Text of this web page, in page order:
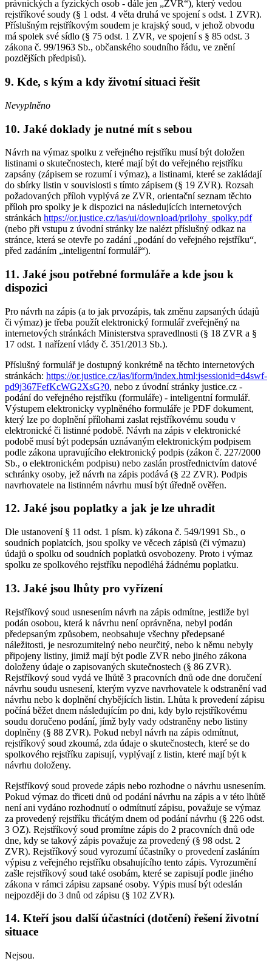
právnických a fyzických osob - dále jen „ZVR“), který vedou
rejstříkové soudy (§ 1 odst. 4 věta druhá ve spojení s odst. 1 ZVR).
Příslušným rejstříkovým soudem je krajský soud, v jehož obvodu
má spolek své sídlo (§ 75 odst. 1 ZVR, ve spojení s § 85 odst. 3
zákona č. 99/1963 Sb., občanského soudního řádu, ve znění
pozdějších předpisů).
9. Kde, s kým a kdy životní situaci řešit
Nevyplněno
10. Jaké doklady je nutné mít s sebou
Návrh na výmaz spolku z veřejného rejstříku musí být doložen
listinami o skutečnostech, které mají být do veřejného rejstříku
zapsány (zápisem se rozumí i výmaz), a listinami, které se zakládají
do sbírky listin v souvislosti s tímto zápisem (§ 19 ZVR). Rozsah
požadovaných příloh vyplývá ze ZVR, orientační seznam těchto
příloh pro spolky je k dispozici na následujících internetových
stránkách https://or.justice.cz/ias/ui/download/prilohy_spolky.pdf
(nebo při vstupu z úvodní stránky lze nalézt příslušný odkaz na
stránce, která se otevře po zadání „podání do veřejného rejstříku“,
před zadáním „inteligentní formulář“).
11. Jaké jsou potřebné formuláře a kde jsou k
dispozici
Pro návrh na zápis (a to jak prvozápis, tak změnu zapsaných údajů
či výmaz) je třeba použít elektronický formulář zveřejněný na
internetových stránkách Ministerstva spravedlnosti (§ 18 ZVR a §
17 odst. 1 nařízení vlády č. 351/2013 Sb.).
Příslušný formulář je dostupný konkrétně na těchto internetových
stránkách: https://or.justice.cz/ias/iform/index.html;jsessionid=d4swf-
pd9j367FefKcWG2XsG?0, nebo z úvodní stránky justice.cz -
podání do veřejného rejstříku (formuláře) - inteligentní formulář.
Výstupem elektronicky vyplněného formuláře je PDF dokument,
který lze po doplnění přílohami zaslat rejstříkovému soudu v
elektronické či listinné podobě. Návrh na zápis v elektronické
podobě musí být podepsán uznávaným elektronickým podpisem
podle zákona upravujícího elektronický podpis (zákon č. 227/2000
Sb., o elektronickém podpisu) nebo zaslán prostřednictvím datové
schránky osoby, jež návrh na zápis podává (§ 22 ZVR). Podpis
navrhovatele na listinném návrhu musí být úředně ověřen.
12. Jaké jsou poplatky a jak je lze uhradit
Dle ustanovení § 11 odst. 1 písm. k) zákona č. 549/1991 Sb., o
soudních poplatcích, jsou spolky ve věcech zápisů (či výmazu)
údajů o spolku od soudních poplatků osvobozeny. Proto i výmaz
spolku ze spolkového rejstříku nepodléhá žádnému poplatku.
13. Jaké jsou lhůty pro vyřízení
Rejstříkový soud usnesením návrh na zápis odmítne, jestliže byl
podán osobou, která k návrhu není oprávněna, nebyl podán
předepsaným způsobem, neobsahuje všechny předepsané
náležitosti, je nesrozumitelný nebo neurčitý, nebo k němu nebyly
připojeny listiny, jimiž mají být podle ZVR nebo jiného zákona
doloženy údaje o zapisovaných skutečnostech (§ 86 ZVR).
Rejstříkový soud vydá ve lhůtě 3 pracovních dnů ode dne doručení
návrhu soudu usnesení, kterým vyzve navrhovatele k odstranění vad
návrhu nebo k doplnění chybějících listin. Lhůta k provedení zápisu
počíná běžet dnem následujícím po dni, kdy bylo rejstříkovému
soudu doručeno podání, jímž byly vady odstraněny nebo listiny
doplněny (§ 88 ZVR). Pokud nebyl návrh na zápis odmítnut,
rejstříkový soud zkoumá, zda údaje o skutečnostech, které se do
spolkového rejstříku zapisují, vyplývají z listin, které mají být k
návrhu doloženy.
Rejstříkový soud provede zápis nebo rozhodne o návrhu usnesením.
Pokud výmaz do třiceti dnů od podání návrhu na zápis a v této lhůtě
není ani vydáno rozhodnutí o odmítnutí zápisu, považuje se výmaz
za provedený rejstříku třicátým dnem od podání návrhu (§ 226 odst.
3 OZ). Rejstříkový soud promítne zápis do 2 pracovních dnů ode
dne, kdy se takový zápis považuje za provedený (§ 98 odst. 2
ZVR). Rejstříkový soud vyrozumí účastníky o provedení zasláním
výpisu z veřejného rejstříku obsahujícího tento zápis. Vyrozumění
zašle rejstříkový soud také osobám, které se zapisují podle jiného
zákona v rámci zápisu zapsané osoby. Výpis musí být odeslán
nejpozději do 3 dnů od zápisu (§ 102 ZVR).
14. Kteří jsou další účastníci (dotčení) řešení životní
situace
Nejsou.